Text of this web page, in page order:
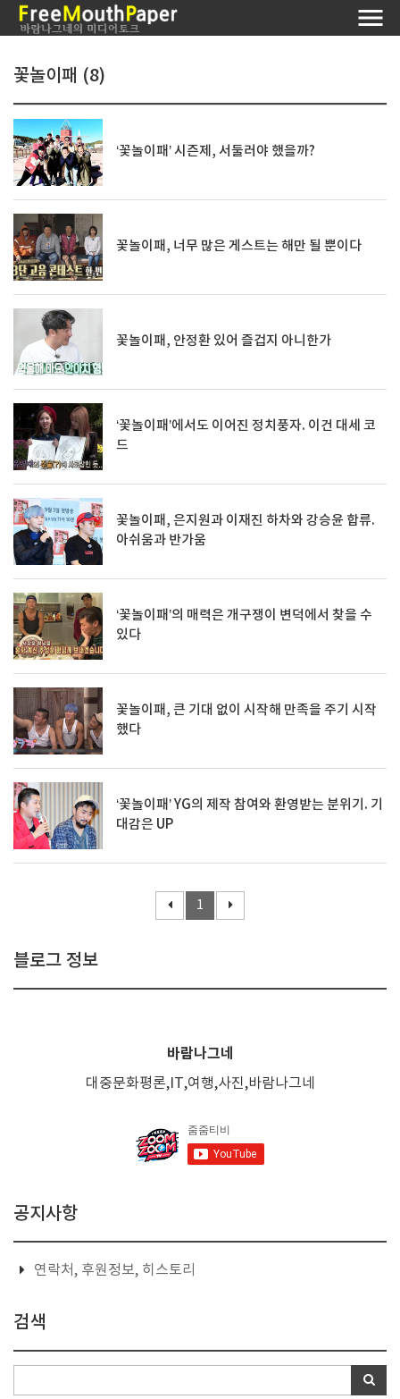
꽃놀이패 (8)
‘꽃놀이패’ 시즌제, 서둘러야 했을까?
꽃놀이패, 너무 많은 게스트는 해만 될 뿐이다
꽃놀이패, 안정환 있어 즐겁지 아니한가
‘꽃놀이패’에서도 이어진 정치풍자. 이건 대세 코
드
꽃놀이패, 은지원과 이재진 하차와 강승윤 합류.
아쉬움과 반가움
‘꽃놀이패’의 매력은 개구쟁이 변덕에서 찾을 수
있다
꽃놀이패, 큰 기대 없이 시작해 만족을 주기 시작
했다
‘꽃놀이패’ YG의 제작 참여와 환영받는 분위기. 기
대감은 UP
1
블로그 정보
바람나그네
대중문화평론,IT,여행,사진,바람나그네
공지사항
연락처, 후원정보, 히스토리
검색